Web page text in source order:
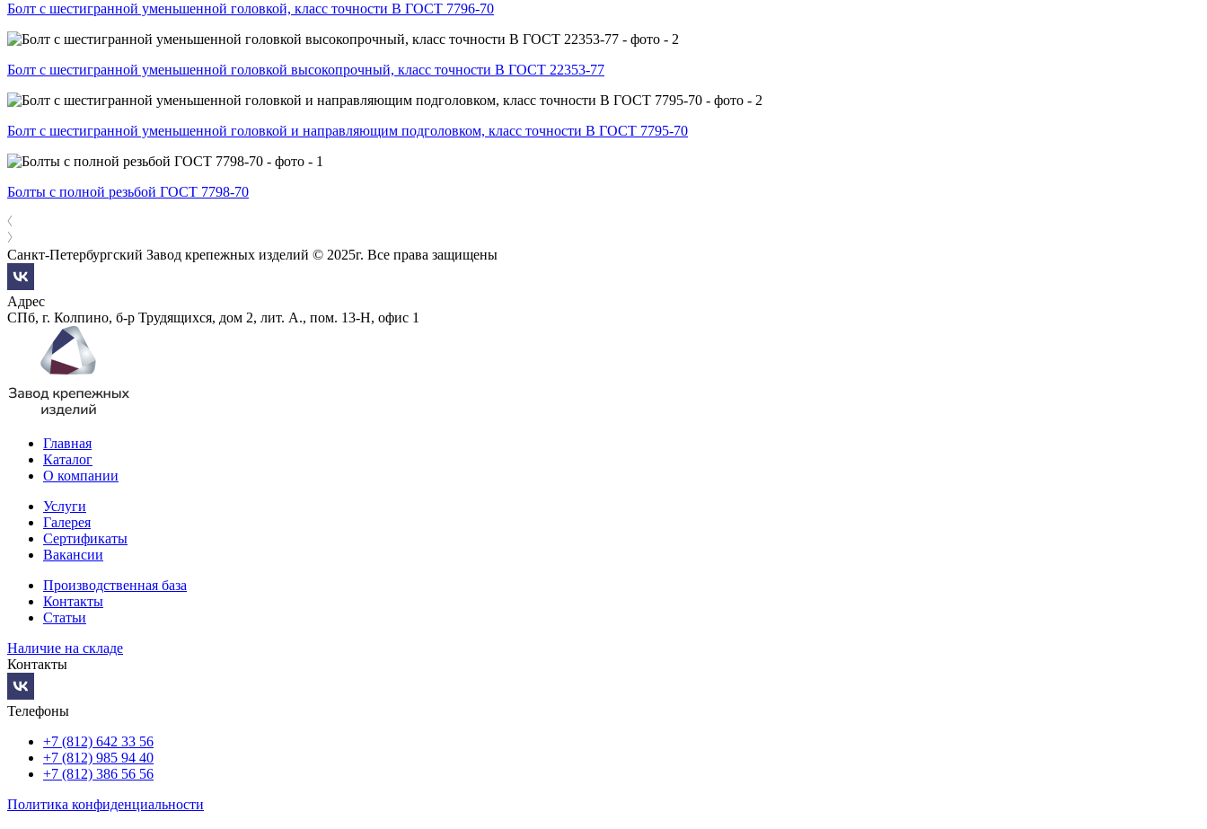
Болт с шестигранной уменьшенной головкой, класс точности В ГОСТ 7796-70
Болт с шестигранной уменьшенной головкой высокопрочный, класс точности В ГОСТ 22353-77
Болт с шестигранной уменьшенной головкой и направляющим подголовком, класс точности В ГОСТ 7795-70
Болты с полной резьбой ГОСТ 7798-70
Санкт-Петербургский Завод крепежных изделий © 2025г. Все права защищены
Адрес
СПб, г. Колпино, б-р Трудящихся, дом 2, лит. А., пом. 13-Н, офис 1
Главная
Каталог
О компании
Услуги
Галерея
Сертификаты
Вакансии
Производственная база
Контакты
Статьи
Наличие на складе
Контакты
Телефоны
+7 (812) 642 33 56
+7 (812) 985 94 40
+7 (812) 386 56 56
Политика конфиденциальности